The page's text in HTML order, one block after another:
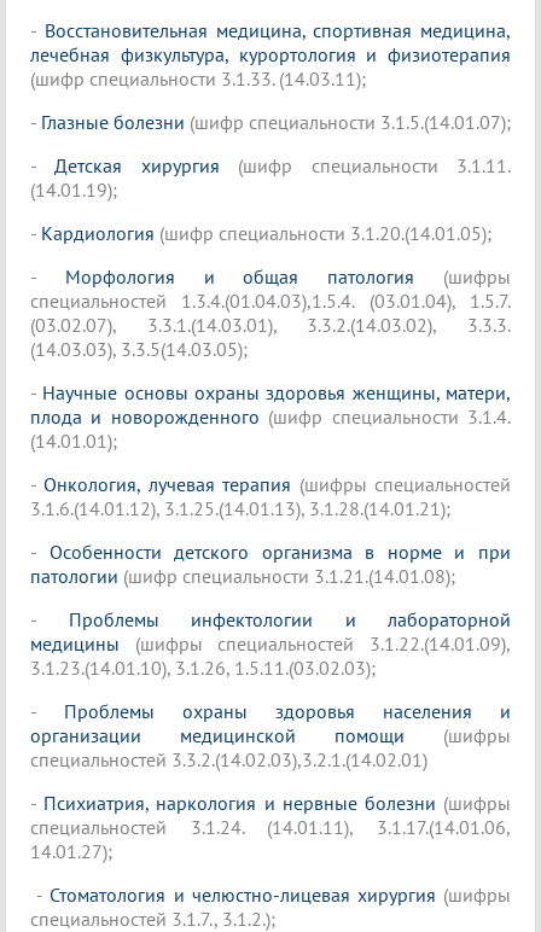
- Восстановительная медицина, спортивная медицина,
лечебная физкультура, курортология и физиотерапия
(шифр специальности 3.1.33. (14.03.11);
- Глазные болезни (шифр специальности 3.1.5.(14.01.07);
-Детская хирургия (шифр специальности 3.1.11.
(14.01.19);
- Кардиология (шифр специальности 3.1.20.(14.01.05);
- Морфология и общая патология (шифры
специальностей 1.3.4.(01.04.03),1.5.4. (03.01.04), 1.5.7.
(03.02.07), 3.3.1.(14.03.01), 3.3.2.(14.03.02), 3.3.3.
(14.03.03), 3.3.5(14.03.05);
- Научные основы охраны здоровья женщины, матери,
плода и новорожденного (шифр специальности 3.1.4.
(14.01.01);
- Онкология, лучевая терапия (шифры специальностей
3.1.6.(14.01.12), 3.1.25.(14.01.13), 3.1.28.(14.01.21);
- Особенности детского организма в норме и при
патологии (шифр специальности 3.1.21.(14.01.08);
- Проблемы инфектологии и лабораторной
медицины (шифры специальностей 3.1.22.(14.01.09),
3.1.23.(14.01.10), 3.1.26, 1.5.11.(03.02.03);
- Проблемы охраны здоровья населения и
организации медицинской помощи (шифры
специальностей 3.3.2.(14.02.03),3.2.1.(14.02.01)
- Психиатрия, наркология и нервные болезни (шифры
специальностей 3.1.24. (14.01.11), 3.1.17.(14.01.06,
14.01.27);
- Стоматология и челюстно-лицевая хирургия (шифры
специальностей 3.1.7., 3.1.2.);